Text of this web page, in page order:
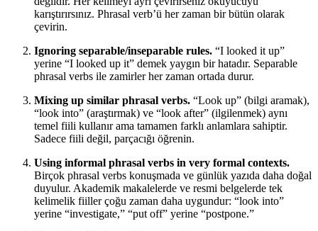
karıştırırsınız. Phrasal verb’ü her zaman bir bütün olarak
çevirin.
Ignoring separable/inseparable rules. “I looked it up”
yerine “I looked up it” demek yaygın bir hatadır. Separable
phrasal verbs ile zamirler her zaman ortada durur.
Mixing up similar phrasal verbs. “Look up” (bilgi aramak),
“look into” (araştırmak) ve “look after” (ilgilenmek) aynı
temel fiili kullanır ama tamamen farklı anlamlara sahiptir.
Sadece fiili değil, parçacığı öğrenin.
Using informal phrasal verbs in very formal contexts.
Birçok phrasal verbs konuşmada ve günlük yazıda daha doğal
duyulur. Akademik makalelerde ve resmi belgelerde tek
kelimelik fiiller çoğu zaman daha uygundur: “look into”
yerine “investigate,” “put off” yerine “postpone.”